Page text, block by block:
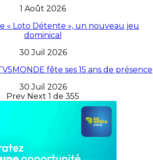
1 Août 2026
« Loto Détente », un nouveau jeu
dominical
30 Juil 2026
fête ses 15 ans de présence
30 Juil 2026
Prev Next 1 de 355